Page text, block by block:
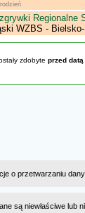
Regionalne
WZBS - Bielsko-
zdobyte przed datą
o przetwarzaniu
są niewłaściwe lub